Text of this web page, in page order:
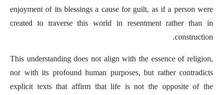
enjoyment of its blessings a cause for guilt, as if a person were
created to traverse this world in resentment rather than in
construction.
This understanding does not align with the essence of religion,
nor with its profound human purposes, but rather contradicts
explicit texts that affirm that life is not the opposite of the